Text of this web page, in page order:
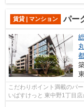
賃貸 | マンション パー
こだわりポイント満載のパ
いばすけっと 東中野1丁目